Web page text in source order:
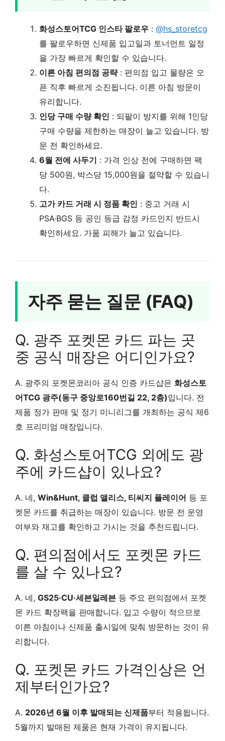
화성스토어TCG 인스타 팔로우 : @hs_storetcg
를 팔로우하면 신제품 입고일과 토너먼트 일정
을 가장 빠르게 확인할 수 있습니다.
이른 아침 편의점 공략: 편의점 입고 물량은 오
픈 직후 빠르게 소진됩니다. 이른 아침 방문이
유리합니다.
인당 구매 수량 확인 : 되팔이 방지를 위해 1인당
구매 수량을 제한하는 매장이 늘고 있습니다. 방
문 전 확인하세요.
6월 전에 사두기 : 가격 인상 전에 구매하면 팩
당 500원, 박스당 15,000원을 절약할 수 있습니
다.
고가 카드 거래 시 정품 확인 : 중고 거래 시
PSA·BGS 등 공인 등급 감정 카드인지 반드시
확인하세요. 가품 피해가 늘고 있습니다.
자주 묻는 질문 (FAQ)
Q. 광주 포켓몬 카드 파는 곳
중 공식 매장은 어디인가요?
A. 광주의 포켓몬코리아 공식 인증 카드샵은 화성스토
어TCG 광주(동구 중앙로160번길 22, 2층)입니다. 전
제품 정가 판매 및 정기 미니리그를 개최하는 공식 제6
호 프리미엄 매장입니다.
Q. 화성스토어TCG 외에도 광
주에 카드샵이 있나요?
A. 네, Win&Hunt, 클럽 앨리스, 티씨지 플레이어 등 포
켓몬 카드를 취급하는 매장이 있습니다. 방문 전 운영
여부와 재고를 확인하고 가시는 것을 추천드립니다.
Q. 편의점에서도 포켓몬 카드
를 살 수 있나요?
A. 네, GS25·CU·세븐일레븐 등 주요 편의점에서 포켓
몬 카드 확장팩을 판매합니다. 입고 수량이 적으므로
이른 아침이나 신제품 출시일에 맞춰 방문하는 것이 유
리합니다.
Q. 포켓몬 카드 가격인상은 언
제부터인가요?
A. 2026년 6월 이후 발매되는 신제품부터 적용됩니다.
5월까지 발매된 제품은 현재 가격이 유지됩니다.